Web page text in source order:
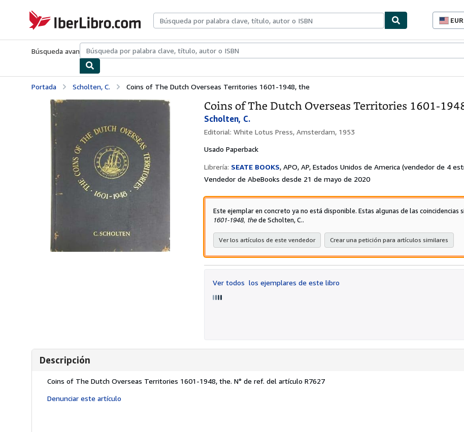
IberLibro.com
EUR
Búsqueda avanzadaColecciones Libros antiguosArte y coleccionismo
Portada Scholten, C. Coins of The Dutch Overseas Territories 1601-1948, the
Coins of The Dutch Overseas Territories 1601-
Scholten, C.
Editorial: White Lotus Press, Amsterdam, 1953
Usado Paperback
Librería: SEATE BOOKS, APO, AP, Estados Unidos de America (vendedor de 4
Vendedor de AbeBooks desde 21 de mayo de 2020
Este ejemplar en concreto ya no está disponible. Estas algunas de las coincidencias
1601-1948, thede Scholten, C..
Ver los artículos de este vendedor Crear una petición para artículos similares
Ver todos los ejemplares de este libro
Descripción
Descripción:
Coins of The Dutch Overseas Territories 1601-1948, the. N° de ref. del artículo R7627
Denunciar este artículo